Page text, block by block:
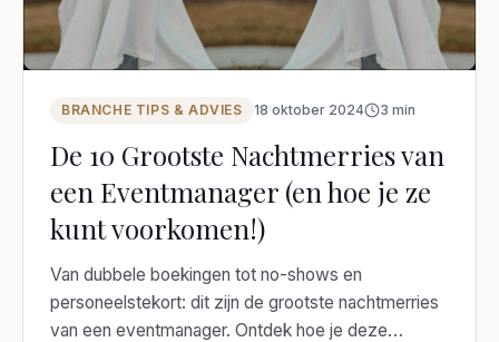
BRANCHE TIPS & ADVIES 18 oktober 2024 3 min
De 10 Grootste Nachtmerries van
een Eventmanager (en hoe je ze
kunt voorkomen!)
Van dubbele boekingen tot no-shows en
personeelstekort: dit zijn de grootste nachtmerries
van een eventmanager. Ontdek hoe je deze